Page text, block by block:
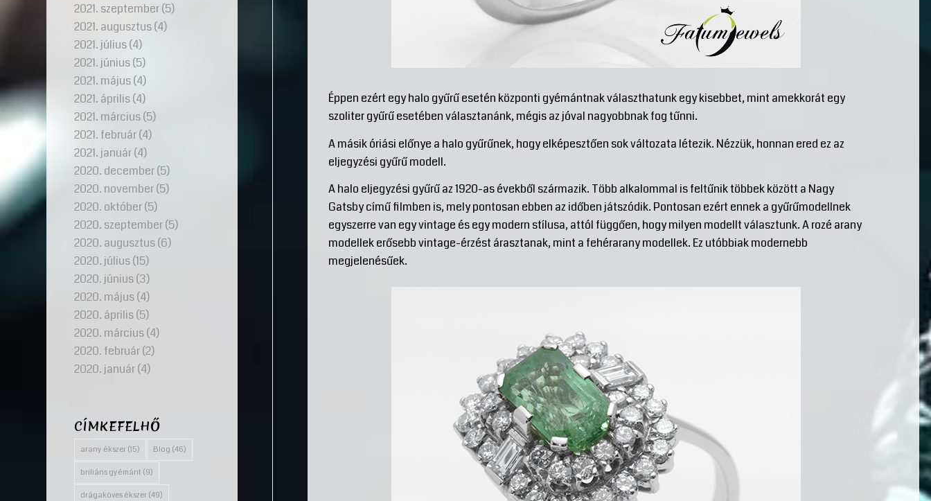
Éppen ezért egy halo gyűrű esetén központi gyémántnak választhatunk egy kisebbet, mint amekkorát egy
szoliter gyűrű esetében választanánk, mégis az jóval nagyobbnak fog tűnni.
A másik óriási előnye a halo gyűrűnek, hogy elképesztően sok változata létezik. Nézzük, honnan ered ez az
eljegyzési gyűrű modell.
A halo eljegyzési gyűrű az 1920-as évekből származik. Több alkalommal is feltűnik többek között a Nagy
Gatsby című filmben is, mely pontosan ebben az időben játszódik. Pontosan ezért ennek a gyűrűmodellnek
egyszerre van egy vintage és egy modern stílusa, attól függően, hogy milyen modellt választunk. A rozé arany
modellek erősebb vintage-érzést árasztanak, mint a fehérarany modellek. Ez utóbbiak modernebb
megjelenésűek.
2021. szeptember(5)
2021. augusztus(4)
2021. július(4)
2021. június(5)
2021. május(4)
2021. április(4)
2021. március(5)
2021. február(4)
2021. január(4)
2020. december(5)
2020. november(5)
2020. október(5)
2020. szeptember(5)
2020. augusztus(6)
2020. július(15)
2020. június(3)
2020. május(4)
2020. április(5)
2020. március(4)
2020. február(2)
2020. január(4)
CÍMKEFELHŐ
arany ékszer (15) Blog (46)
briliáns gyémánt (9)
drágaköves ékszer (49)